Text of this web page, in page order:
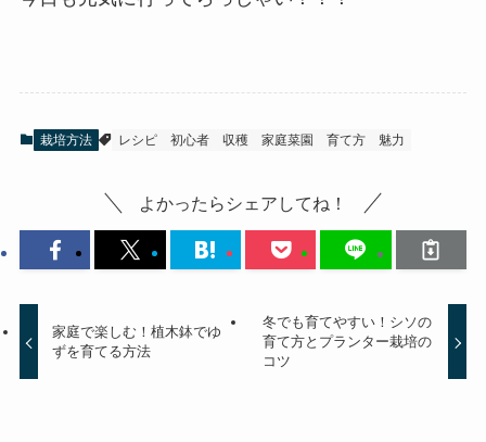
栽培方法 レシピ 初心者 収穫 家庭菜園 育て方 魅力
よかったらシェアしてね！
家庭で楽しむ！植木鉢でゆ
ずを育てる方法
冬でも育てやすい！シソの
育て方とプランター栽培の
コツ